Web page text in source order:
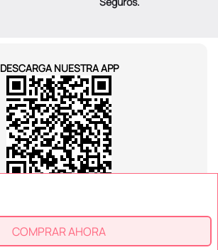
COMPRAR AHORA
Seguros.
DESCARGA NUESTRA APP